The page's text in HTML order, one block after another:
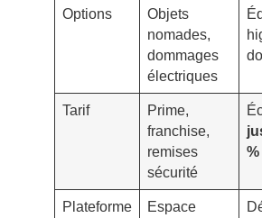
Options
Objets
nomades,
dommages
électriques
Tarif
Prime,
franchise,
remises
sécurité
%
Plateforme
Espace